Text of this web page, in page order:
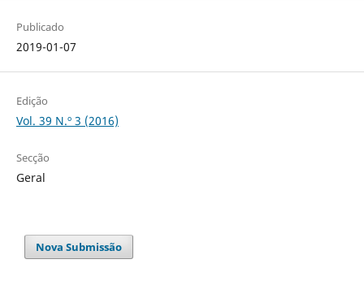
Publicado
2019-01-07
Edição
Vol. 39 N.º 3 (2016)
Secção
Geral
Nova Submissão